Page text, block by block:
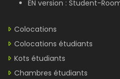
EN version : Student-
Colocations
Colocations étudiants
Kots étudiants
Chambres étudiants